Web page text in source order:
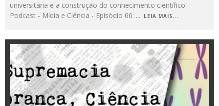
universitária e a construção do conhecimento científico
Podcast - Mídia e Ciência - Episódio 66: ... LEIA MAIS...